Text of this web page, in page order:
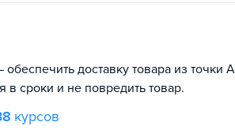
доставку товара из
в сроки и не повредить товар.
курсов